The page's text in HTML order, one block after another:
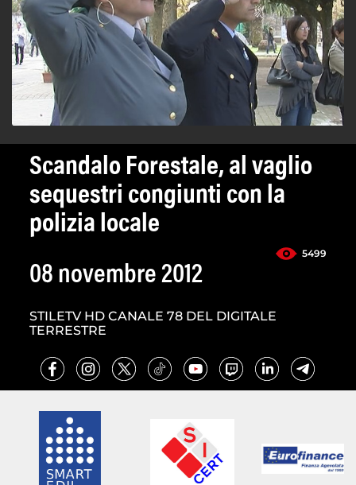
Scandalo Forestale, al vaglio
sequestri congiunti con la
polizia locale
5499
08 novembre 2012
STILETV HD CANALE 78 DEL DIGITALE
TERRESTRE